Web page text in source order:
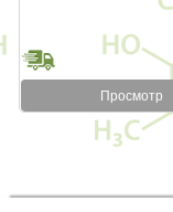
Просмотр